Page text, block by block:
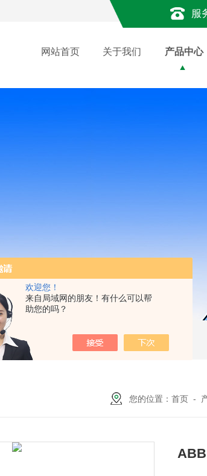
欢迎您！
来自局域网的朋友！有什么可以帮
助您的吗？
服
网站首页 关于我们 产品中心
RBC2015SMC 液压缓冲器 MKB25-30RZSMC 回转夹紧气缸
您的位置： 首页 -